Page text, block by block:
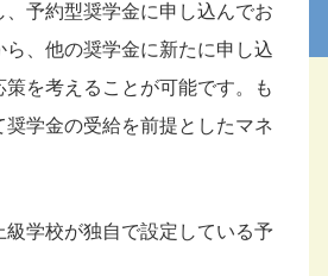
予約型奨学金に申し込んでお
、他の奨学金に新たに申し込
を考えることが可能です。も
学金の受給を前提としたマネ
学校が独自で設定している予